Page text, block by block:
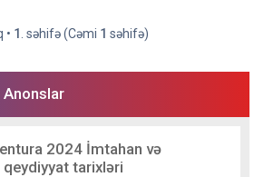
• 1 . səhifə (Cəmi 1 səhifə)
Anonslar
2024 İmtahan və
qeydiyyat tarixləri